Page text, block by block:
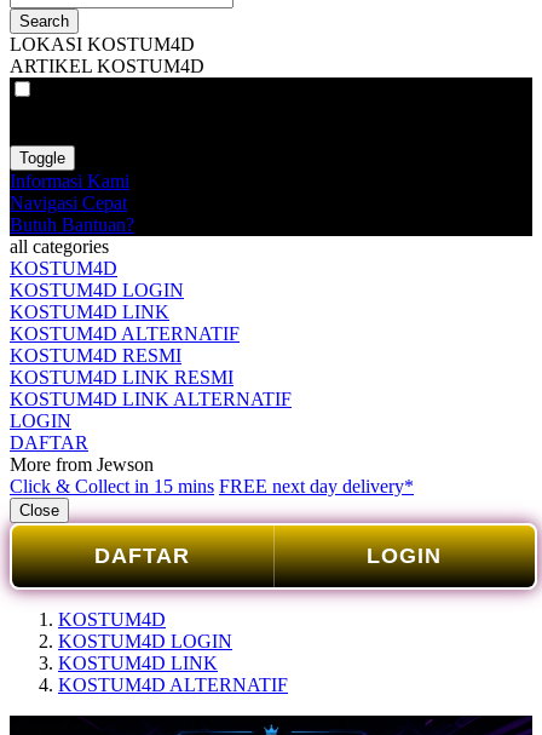
Search
LOKASI KOSTUM4D
ARTIKEL KOSTUM4D
Toggle
Informasi Kami
Navigasi Cepat
Butuh Bantuan?
all categories
KOSTUM4D
KOSTUM4D LOGIN
KOSTUM4D LINK
KOSTUM4D ALTERNATIF
KOSTUM4D RESMI
KOSTUM4D LINK RESMI
KOSTUM4D LINK ALTERNATIF
LOGIN
DAFTAR
More from Jewson
Click & Collect in 15 mins FREE next day delivery*
Close
DAFTAR LOGIN
KOSTUM4D
KOSTUM4D LOGIN
KOSTUM4D LINK
KOSTUM4D ALTERNATIF